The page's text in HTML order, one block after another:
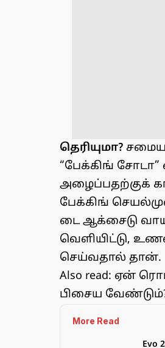
தெரியுமா?
“பேக்கிங் சோடா”
அழைப்பதற்குக்
பேக்கிங்
டை ஆக்சைடு
வெளியிட்டு,
செய்வதால் தான்.
Also read: ஏன்
பிசைய
More Read
Evo